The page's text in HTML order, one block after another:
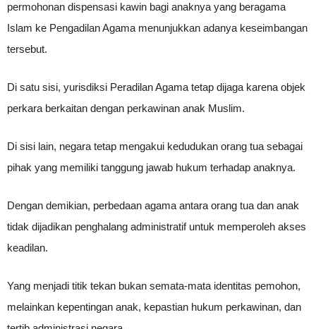
permohonan dispensasi kawin bagi anaknya yang beragama
Islam ke Pengadilan Agama menunjukkan adanya keseimbangan
tersebut.
Di satu sisi, yurisdiksi Peradilan Agama tetap dijaga karena objek
perkara berkaitan dengan perkawinan anak Muslim.
Di sisi lain, negara tetap mengakui kedudukan orang tua sebagai
pihak yang memiliki tanggung jawab hukum terhadap anaknya.
Dengan demikian, perbedaan agama antara orang tua dan anak
tidak dijadikan penghalang administratif untuk memperoleh akses
keadilan.
Yang menjadi titik tekan bukan semata-mata identitas pemohon,
melainkan kepentingan anak, kepastian hukum perkawinan, dan